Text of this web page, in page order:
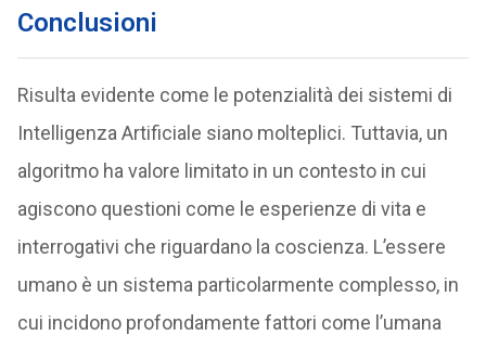
Conclusioni
Risulta evidente come le potenzialità dei sistemi di
Intelligenza Artificiale siano molteplici. Tuttavia, un
algoritmo ha valore limitato in un contesto in cui
agiscono questioni come le esperienze di vita e
interrogativi che riguardano la coscienza. L’essere
umano è un sistema particolarmente complesso, in
cui incidono profondamente fattori come l’umana